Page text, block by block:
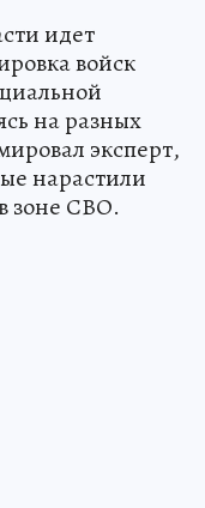
идет
войск
на разных
эксперт,
нарастили
зоне СВО.